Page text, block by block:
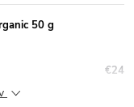
50 g
€24